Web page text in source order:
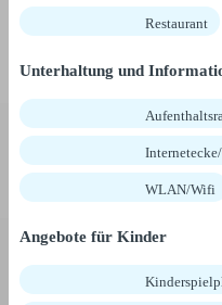
Restaurant
Unterhaltung und
WLAN/Wifi
Angebote für Kinder